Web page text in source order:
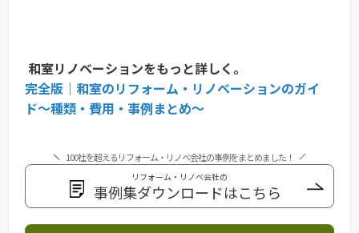
和室リノベーションをもっと詳しく。
完全版｜和室のリフォーム・リノベーションのガイ
ド〜種類・費用・事例まとめ〜
100社を超えるリフォーム・リノベ会社の事例をまとめました！
リフォーム・リノベ会社の
事例集ダウンロードはこちら